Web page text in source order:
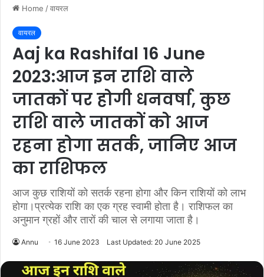
Home /वायरल
वायरल
Aaj ka Rashifal 16 June
2023:आज इन राशि वाले
जातकों पर होगी धनवर्षा, कुछ
राशि वाले जातकों को आज
रहना होगा सतर्क, जानिए आज
का राशिफल
आज कुछ राशियों को सतर्क रहना होगा और किन राशियों को लाभ
होगा।प्रत्येक राशि का एक ग्रह स्वामी होता है। राशिफल का
अनुमान ग्रहों और तारों की चाल से लगाया जाता है।
Annu 16 June 2023 Last Updated: 20 June 2025